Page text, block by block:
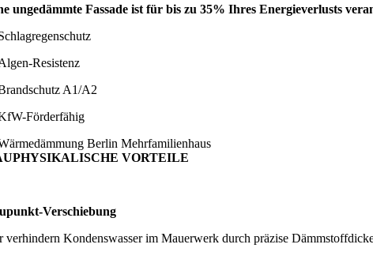
ungedämmte Fassade ist für bis zu 35% Ihres Energieverlusts
Resistenz
A1/A2
Förderfähig
VORTEILE
Verschiebung
verhindern Kondenswasser im Mauerwerk durch präzise